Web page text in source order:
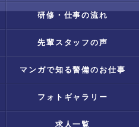
研修・仕事の流れ
先輩スタッフの声
マンガで知る警備のお仕事
フォトギャラリー
求人一覧